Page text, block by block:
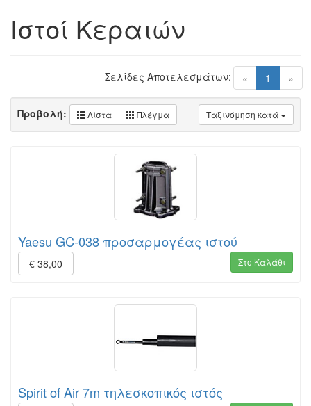
Ιστοί Κεραιών
« 1 (current)
»
Σελίδες Αποτελεσμάτων:
Ταξινόμηση κατά
Προβολή: Λίστα Πλέγμα
Yaesu GC-038 προσαρμογέας ιστού
€ 38,00 Στο Καλάθι
Spirit of Air 7m τηλεσκοπικός ιστός